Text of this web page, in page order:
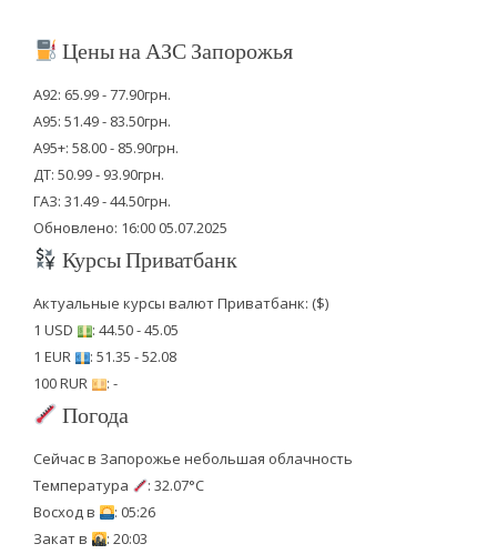
Цены на АЗС Запорожья
А92: 65.99 - 77.90грн.
А95: 51.49 - 83.50грн.
А95+: 58.00 - 85.90грн.
ДТ: 50.99 - 93.90грн.
ГАЗ: 31.49 - 44.50грн.
Обновлено: 16:00 05.07.2025
Курсы Приватбанк
Актуальные курсы валют Приватбанк: ($)
1 USD
: 44.50 - 45.05
1 EUR
: 51.35 - 52.08
100 RUR
: -
Погода
Сейчас в Запорожье небольшая облачность
Температура
: 32.07°C
Восход в
: 05:26
Закат в
: 20:03